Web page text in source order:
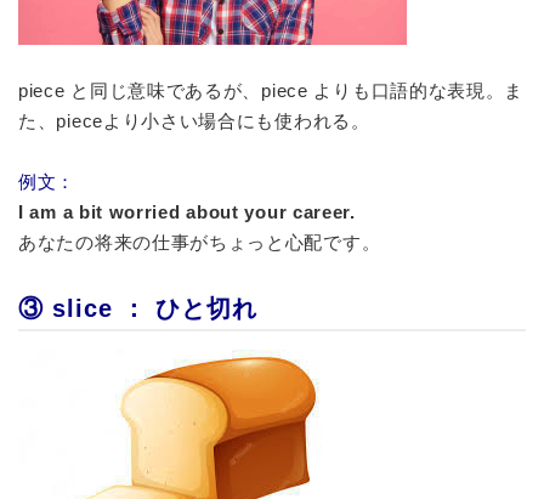
piece と同じ意味であるが、piece よりも口語的な表現。ま
た、pieceより小さい場合にも使われる。
例文：
I am a bit worried about your career.
あなたの将来の仕事がちょっと心配です。
③ slice ： ひと切れ